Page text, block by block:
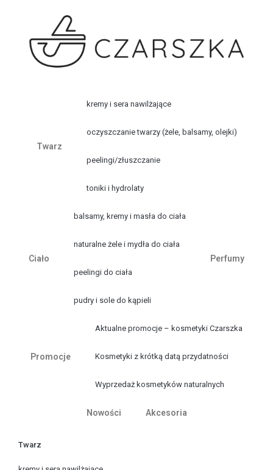
Twarz
kremy i sera nawilżające
oczyszczanie twarzy (żele, balsamy, olejki)
peelingi/złuszczanie
toniki i hydrolaty
Ciało
balsamy, kremy i masła do ciała
naturalne żele i mydła do ciała
peelingi do ciała
pudry i sole do kąpieli
Perfumy
Promocje
Aktualne promocje – kosmetyki Czarszka
Kosmetyki z krótką datą przydatności
Wyprzedaż kosmetyków naturalnych
Nowości Akcesoria
Twarz